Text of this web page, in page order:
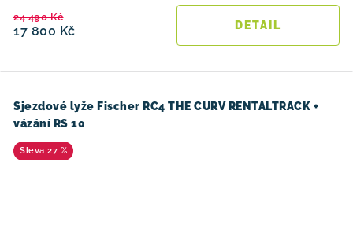
17 800 Kč
24 490 Kč
Sjezdové lyže Fischer RC4 THE CURV RENTALTRACK +
vázání RS 10
27 %